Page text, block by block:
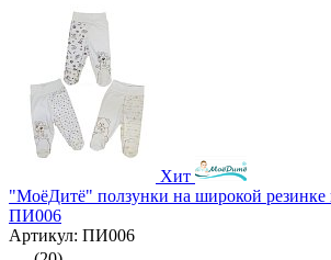
Хит
"МоёДитё" ползунки на широкой
ПИ006
Артикул: ПИ006